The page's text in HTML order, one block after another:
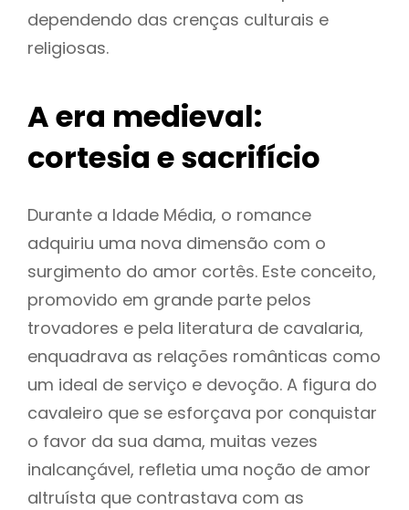
dependendo das crenças culturais e
religiosas.
A era medieval:
cortesia e sacrifício
Durante a Idade Média, o romance
adquiriu uma nova dimensão com o
surgimento do amor cortês. Este conceito,
promovido em grande parte pelos
trovadores e pela literatura de cavalaria,
enquadrava as relações românticas como
um ideal de serviço e devoção. A figura do
cavaleiro que se esforçava por conquistar
o favor da sua dama, muitas vezes
inalcançável, refletia uma noção de amor
altruísta que contrastava com as